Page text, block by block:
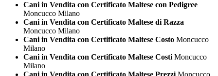
Cani in Vendita con Certificato Maltese con Pedigree
Moncucco Milano
Cani in Vendita con Certificato Maltese di Razza
Moncucco Milano
Cani in Vendita con Certificato Maltese Costo Moncucco
Milano
Cani in Vendita con Certificato Maltese CostiMoncucco
Milano